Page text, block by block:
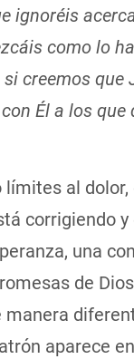
ignoréis
como lo
creemos que
Él a los que
al
corrigiendo y
una
de
aparece